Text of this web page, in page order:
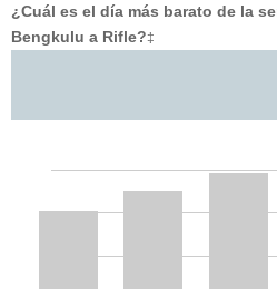
¿Cuál es el día más barato de la
Bengkulu a Rifle?‡